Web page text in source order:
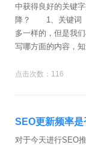
中获得良好的关键
降？ 1、关键词
多一样的，但是我
写哪方面的内容，
点击次数：116
SEO更新频率是
对于今天进行SEO